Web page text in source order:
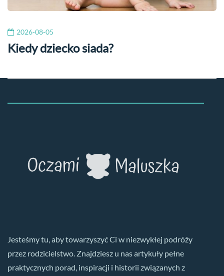
2026-08-05
Kiedy dziecko siada?
Jesteśmy tu, aby towarzyszyć Ci w niezwykłej podróży
przez rodzicielstwo. Znajdziesz u nas artykuły pełne
praktycznych porad, inspiracji i historii związanych z